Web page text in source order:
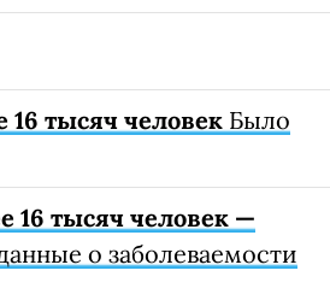
16 тысяч человек Было
16 тысяч человек —
о заболеваемости